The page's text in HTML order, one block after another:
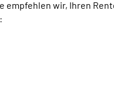
empfehlen wir, Ihren